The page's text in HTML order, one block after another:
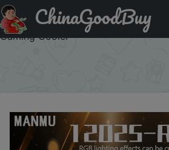
Купити на розпродажі Manmu Big
Case Fan RGB LED Computer Air
Gaming Cooler
ChinaGoodBuy